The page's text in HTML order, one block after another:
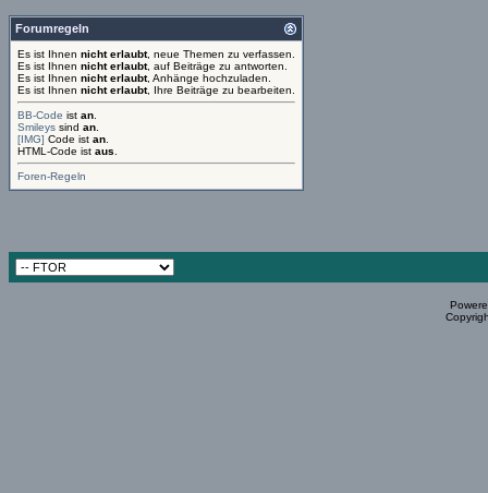
Forumregeln
Es ist Ihnen nicht erlaubt, neue Themen zu verfassen.
Es ist Ihnen nicht erlaubt, auf Beiträge zu antworten.
Es ist Ihnen nicht erlaubt, Anhänge hochzuladen.
Es ist Ihnen nicht erlaubt, Ihre Beiträge zu bearbeiten.
BB-Code ist an
Smileys sind an
[IMG] Code ist an
HTML-Code ist aus
Foren-Regeln